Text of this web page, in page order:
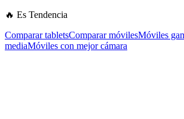
🔥 Es Tendencia
Comparar tabletsComparar móvilesMóviles
mediaMóviles con mejor cámara